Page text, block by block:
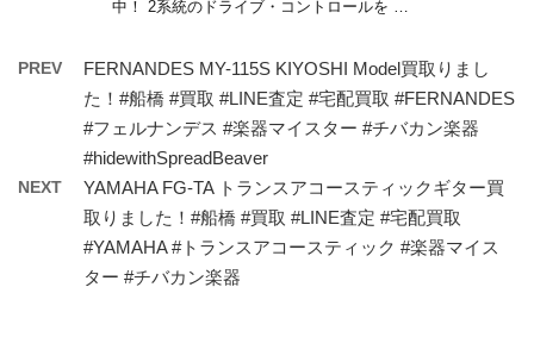
中！ 2系統のドライブ・コントロールを …
PREV
FERNANDES MY-115S KIYOSHI Model買取りまし
た！#船橋 #買取 #LINE査定 #宅配買取 #FERNANDES
#フェルナンデス #楽器マイスター #チバカン楽器
#hidewithSpreadBeaver
NEXT
YAMAHA FG-TA トランスアコースティックギター買
取りました！#船橋 #買取 #LINE査定 #宅配買取
#YAMAHA #トランスアコースティック #楽器マイス
ター #チバカン楽器